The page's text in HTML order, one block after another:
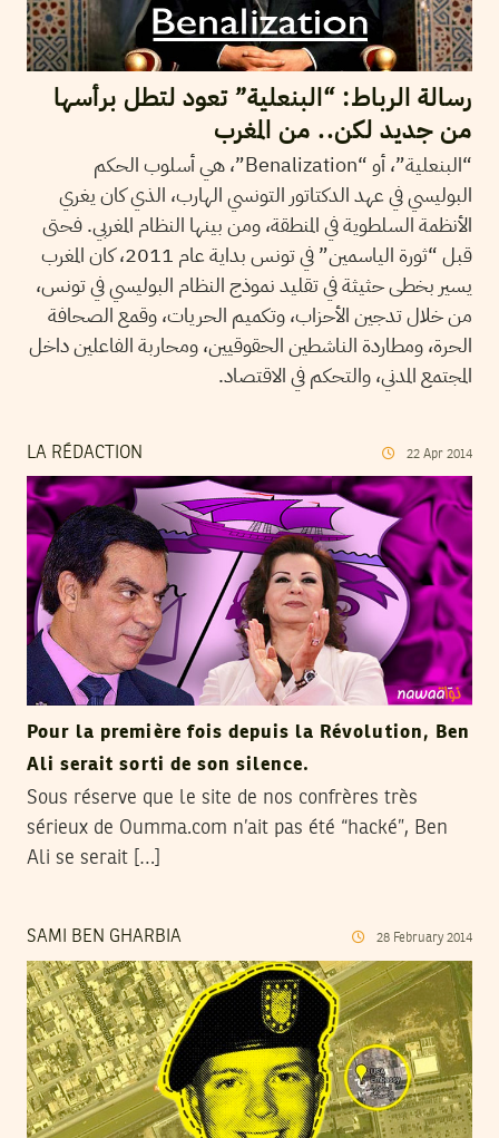
رسالة الرباط: “البنعلية” تعود لتطل برأسها
من جديد لكن.. من المغرب
“البنعلية”، أو “Benalization”، هي أسلوب الحكم
البوليسي في عهد الدكتاتور التونسي الهارب، الذي كان يغري
الأنظمة السلطوية في المنطقة، ومن بينها النظام المغربي. فحتى
قبل “ثورة الياسمين” في تونس بداية عام 2011، كان المغرب
يسير بخطى حثيثة في تقليد نموذج النظام البوليسي في تونس،
من خلال تدجين الأحزاب، وتكميم الحريات، وقمع الصحافة
الحرة، ومطاردة الناشطين الحقوقيين، ومحاربة الفاعلين داخل
المجتمع المدني، والتحكم في الاقتصاد.
LA RÉDACTION 22 Apr 2014
Pour la première fois depuis la Révolution, Ben
Ali serait sorti de son silence.
Sous réserve que le site de nos confrères très
sérieux de Oumma.com n’ait pas été “hacké”, Ben
Ali se serait […]
SAMI BEN GHARBIA 28 February 2014